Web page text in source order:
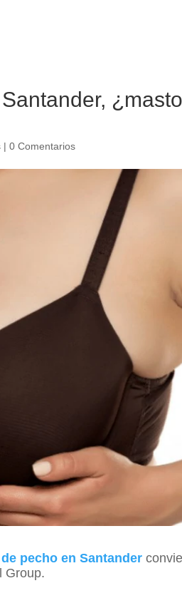
|0 Comentarios
pecho en Santander
Group.